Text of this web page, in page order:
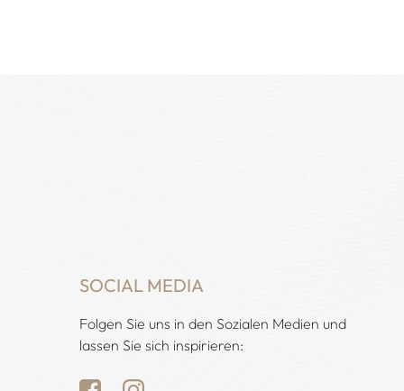
SOCIAL MEDIA
Folgen Sie uns in den Sozialen Medien und
lassen Sie sich inspirieren: